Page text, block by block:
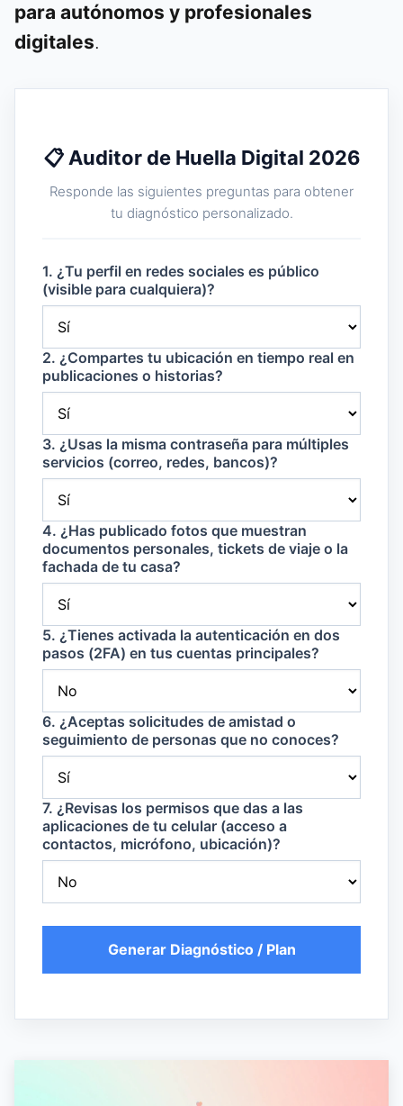
para autónomos y profesionales
digitales.
📋 Auditor de Huella Digital 2026
Responde las siguientes preguntas para obtener
tu diagnóstico personalizado.
1. ¿Tu perfil en redes sociales es público
(visible para cualquiera)?
2. ¿Compartes tu ubicación en tiempo real en
publicaciones o historias?
3. ¿Usas la misma contraseña para múltiples
servicios (correo, redes, bancos)?
4. ¿Has publicado fotos que muestran
documentos personales, tickets de viaje o la
fachada de tu casa?
5. ¿Tienes activada la autenticación en dos
pasos (2FA) en tus cuentas principales?
6. ¿Aceptas solicitudes de amistad o
seguimiento de personas que no conoces?
7. ¿Revisas los permisos que das a las
aplicaciones de tu celular (acceso a
contactos, micrófono, ubicación)?
Generar Diagnóstico / Plan